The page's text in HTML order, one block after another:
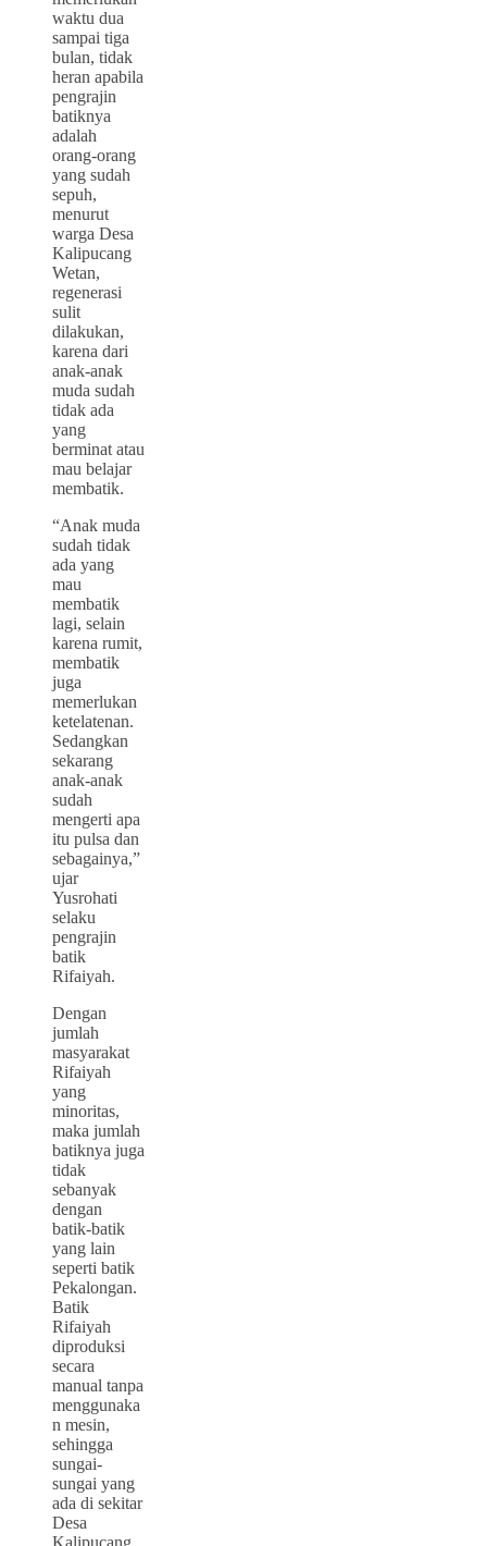
waktu dua
sampai tiga
bulan, tidak
heran apabila
pengrajin
batiknya
adalah
orang-orang
yang sudah
sepuh,
menurut
warga Desa
Kalipucang
Wetan,
regenerasi
sulit
dilakukan,
karena dari
anak-anak
muda sudah
tidak ada
yang
berminat atau
mau belajar
membatik.
“Anak muda
sudah tidak
ada yang
mau
membatik
lagi, selain
karena rumit,
membatik
juga
memerlukan
ketelatenan.
Sedangkan
sekarang
anak-anak
sudah
mengerti apa
itu pulsa dan
sebagainya,”
ujar
Yusrohati
selaku
pengrajin
batik
Rifaiyah.
Dengan
jumlah
masyarakat
Rifaiyah
yang
minoritas,
maka jumlah
batiknya juga
tidak
sebanyak
dengan
batik-batik
yang lain
seperti batik
Pekalongan.
Batik
Rifaiyah
diproduksi
secara
manual tanpa
menggunaka
n mesin,
sehingga
sungai-
sungai yang
ada di sekitar
Desa
Kalipucang